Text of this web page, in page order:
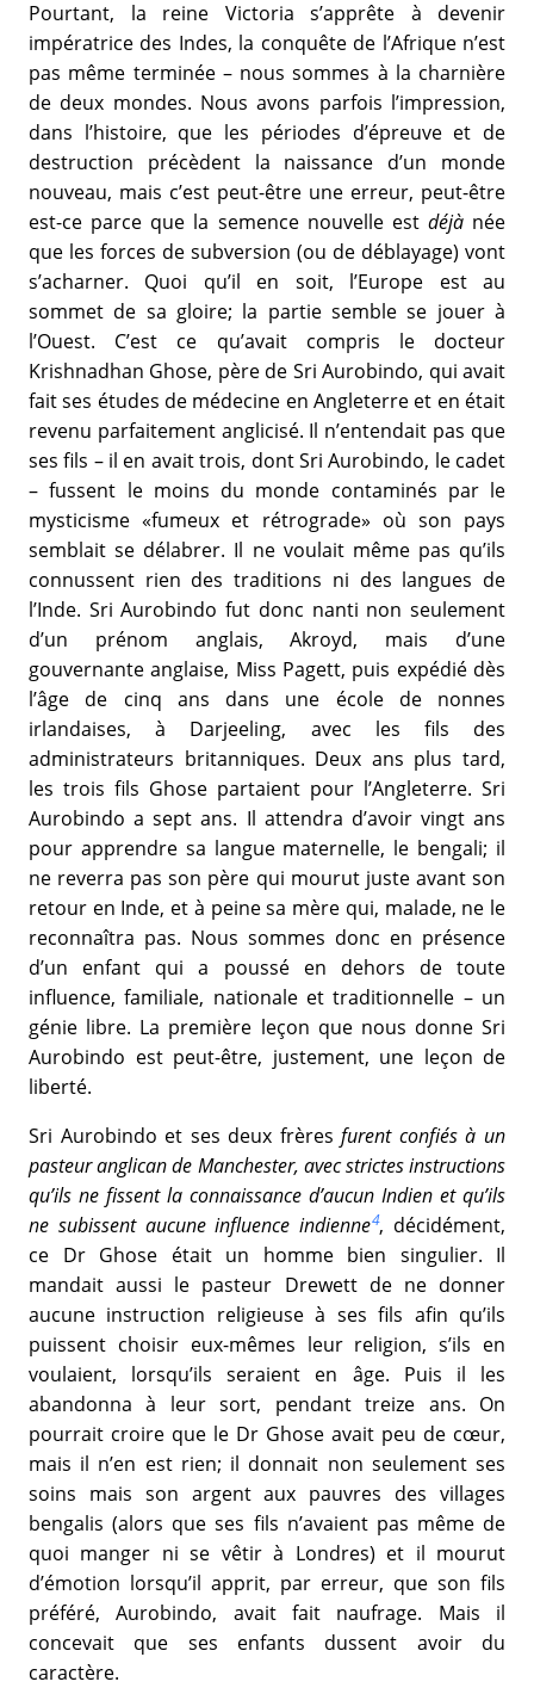
Pourtant, la reine Victoria s’apprête à devenir
impératrice des Indes, la conquête de l’Afrique n’est
pas même terminée – nous sommes à la charnière
de deux mondes. Nous avons parfois l’impression,
dans l’histoire, que les périodes d’épreuve et de
destruction précèdent la naissance d’un monde
nouveau, mais c’est peut-être une erreur, peut-être
est-ce parce que la semence nouvelle est déjànée
que les forces de subversion (ou de déblayage) vont
s’acharner. Quoi qu’il en soit, l’Europe est au
sommet de sa gloire; la partie semble se jouer à
l’Ouest. C’est ce qu’avait compris le docteur
Krishnadhan Ghose, père de Sri Aurobindo, qui avait
fait ses études de médecine en Angleterre et en était
revenu parfaitement anglicisé. Il n’entendait pas que
ses fils – il en avait trois, dont Sri Aurobindo, le cadet
– fussent le moins du monde contaminés par le
mysticisme «fumeux et rétrograde» où son pays
semblait se délabrer. Il ne voulait même pas qu’ils
connussent rien des traditions ni des langues de
l’Inde. Sri Aurobindo fut donc nanti non seulement
d’un prénom anglais, Akroyd, mais d’une
gouvernante anglaise, Miss Pagett, puis expédié dès
l’âge de cinq ans dans une école de nonnes
irlandaises, à Darjeeling, avec les fils des
administrateurs britanniques. Deux ans plus tard,
les trois fils Ghose partaient pour l’Angleterre. Sri
Aurobindo a sept ans. Il attendra d’avoir vingt ans
pour apprendre sa langue maternelle, le bengali; il
ne reverra pas son père qui mourut juste avant son
retour en Inde, et à peine sa mère qui, malade, ne le
reconnaîtra pas. Nous sommes donc en présence
d’un enfant qui a poussé en dehors de toute
influence, familiale, nationale et traditionnelle – un
génie libre. La première leçon que nous donne Sri
Aurobindo est peut-être, justement, une leçon de
liberté.
Sri Aurobindo et ses deux frèresfurent confiés à un
pasteur anglican de Manchester, avec strictes instructions
qu’ils ne fissent la connaissance d’aucun Indien et qu’ils
ne subissent aucune influence indienne4, décidément,
ce Dr Ghose était un homme bien singulier. Il
mandait aussi le pasteur Drewett de ne donner
aucune instruction religieuse à ses fils afin qu’ils
puissent choisir eux-mêmes leur religion, s’ils en
voulaient, lorsqu’ils seraient en âge. Puis il les
abandonna à leur sort, pendant treize ans. On
pourrait croire que le Dr Ghose avait peu de cœur,
mais il n’en est rien; il donnait non seulement ses
soins mais son argent aux pauvres des villages
bengalis (alors que ses fils n’avaient pas même de
quoi manger ni se vêtir à Londres) et il mourut
d’émotion lorsqu’il apprit, par erreur, que son fils
préféré, Aurobindo, avait fait naufrage. Mais il
concevait que ses enfants dussent avoir du
caractère.